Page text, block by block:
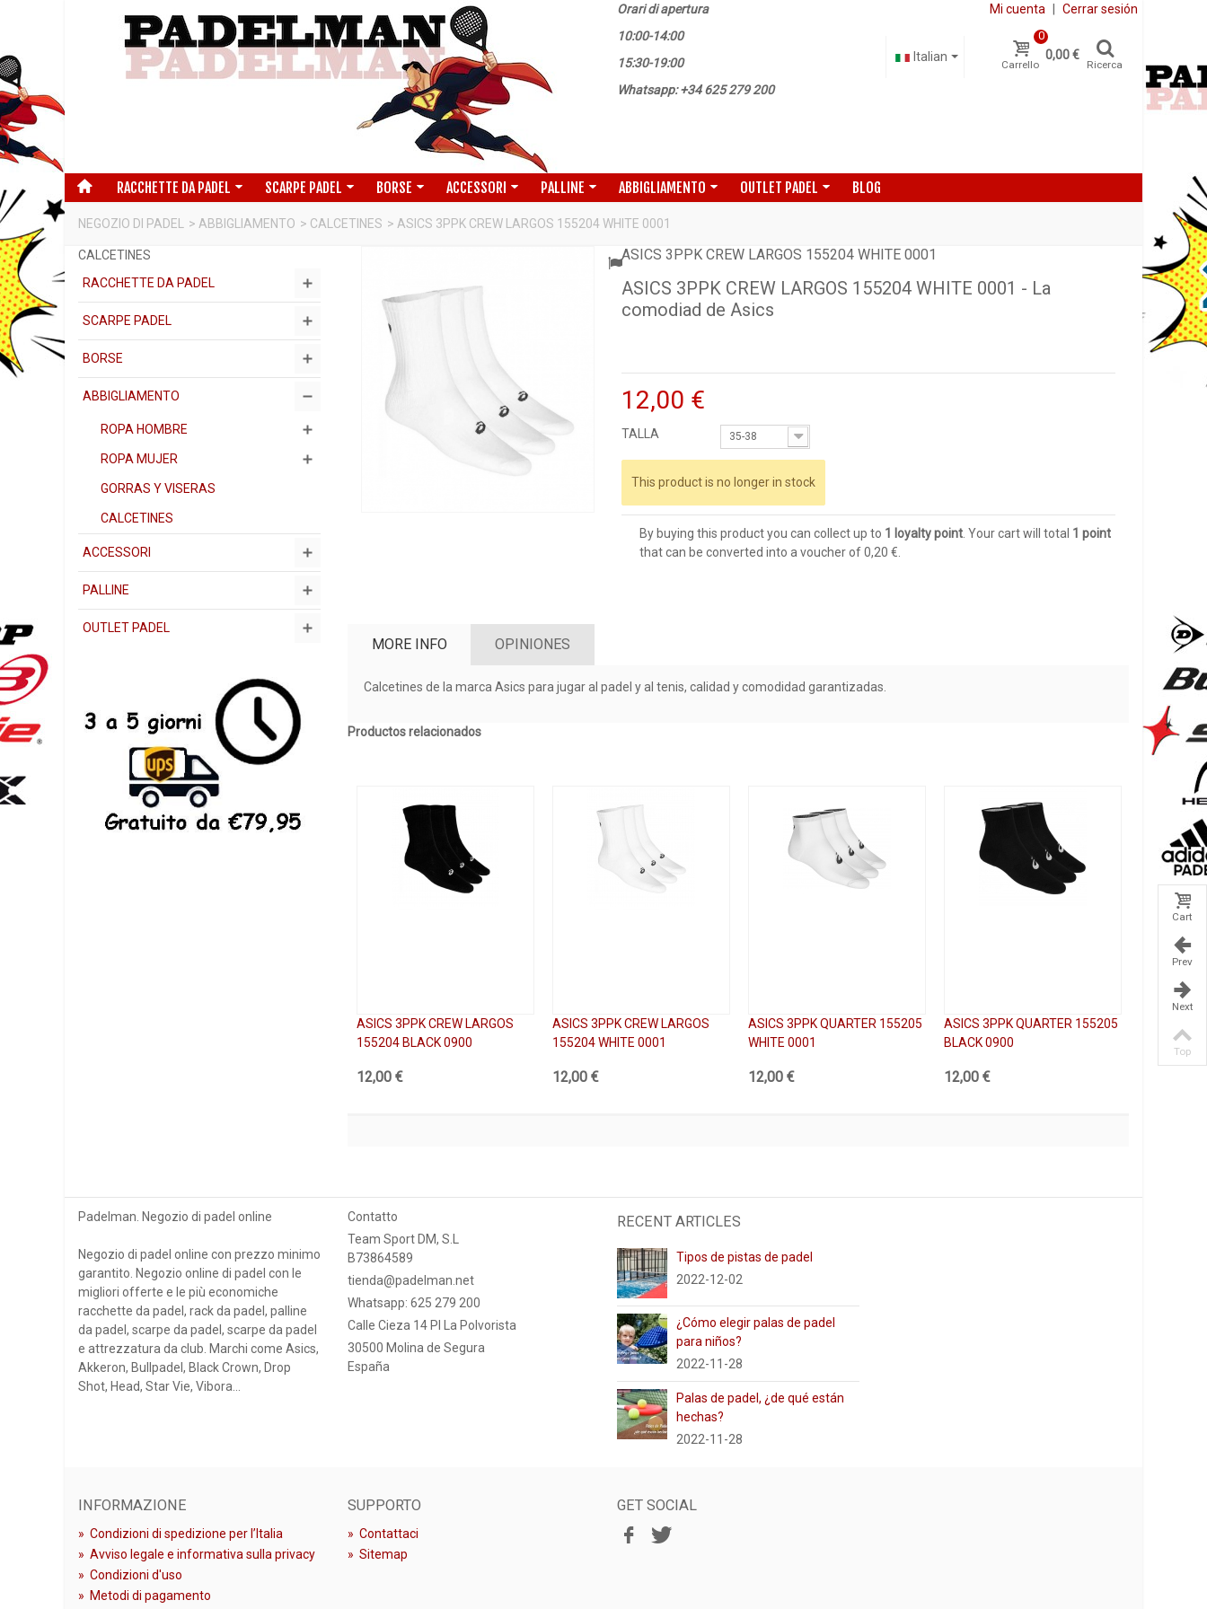
Orari di apertura
10:00-14:00
15:30-19:00
Whatsapp: +34 625 279 200
Mi cuenta Cerrar sesión
Carrello
0
0,00 €
Ricerca
Italian
RACCHETTE DA PADEL SCARPE PADEL BORSE ACCESSORI PALLINE ABBIGLIAMENTO OUTLET PADEL BLOG
NEGOZIO DI PADEL > ABBIGLIAMENTO > CALCETINES > ASICS 3PPK CREW LARGOS 155204 WHITE 0001
CALCETINES
RACCHETTE DA PADEL
SCARPE PADEL
BORSE
ABBIGLIAMENTO
ROPA HOMBRE
ROPA MUJER
GORRAS Y VISERAS
CALCETINES
ACCESSORI
PALLINE
OUTLET PADEL
ASICS 3PPK CREW LARGOS 155204 WHITE 0001
ASICS 3PPK CREW LARGOS 155204 WHITE 0001 - La
comodiad de Asics
12,00 €
TALLA 35-38
This product is no longer in stock
By buying this product you can collect up to 1 loyalty point. Your cart will total 1 point
that can be converted into a voucher of0,20 €
MORE INFO OPINIONES
Calcetines de la marca Asics para jugar al padel y al tenis, calidad y comodidad garantizadas.
Productos relacionados
ASICS 3PPK CREW LARGOS
155204 BLACK 0900
12,00 €
ASICS 3PPK CREW LARGOS
155204 WHITE 0001
12,00 €
ASICS 3PPK QUARTER 155205
WHITE 0001
12,00 €
ASICS 3PPK QUARTER 155205
BLACK 0900
12,00 €
Padelman. Negozio di padel online
Negozio di padel online con prezzo minimo
garantito. Negozio online di padel con le
migliori offerte e le più economiche
racchette da padel, rack da padel, palline
da padel, scarpe da padel, scarpe da padel
e attrezzatura da club. Marchi come Asics,
Akkeron, Bullpadel, Black Crown, Drop
Shot, Head, Star Vie, Vibora...
Contatto
Team Sport DM, S.L
B73864589
tienda@padelman.net
Whatsapp: 625 279 200
Calle Cieza 14 PI La Polvorista
30500 Molina de Segura
España
RECENT ARTICLES
Tipos de pistas de padel
2022-12-02
¿Cómo elegir palas de padel
para niños?
2022-11-28
Palas de padel, ¿de qué están
hechas?
2022-11-28
INFORMAZIONE
» Condizioni di spedizione per l’Italia
» Avviso legale e informativa sulla privacy
» Condizioni d'uso
» Metodi di pagamento
SUPPORTO
» Contattaci
» Sitemap
GET SOCIAL
Cart
Prev
Next
Top